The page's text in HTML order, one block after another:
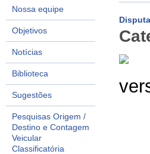
Nossa equipe
Objetivos
Notícias
Biblioteca
Sugestões
Pesquisas Origem /
Destino e Contagem
Veicular
Classificatória